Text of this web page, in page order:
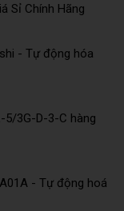
Sỉ Chính Hãng
- Tự động hóa
5/3G-D-3-C hàng
- Tự động hoá